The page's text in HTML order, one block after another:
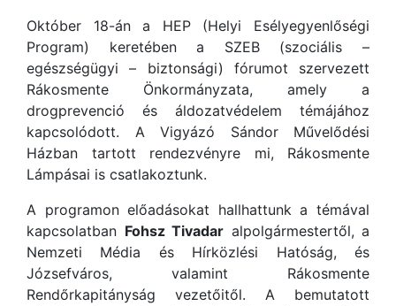
Október 18-án a HEP (Helyi Esélyegyenlőségi
Program) keretében a SZEB (szociális –
egészségügyi – biztonsági) fórumot szervezett
Rákosmente Önkormányzata, amely a
drogprevenció és áldozatvédelem témájához
kapcsolódott. A Vigyázó Sándor Művelődési
Házban tartott rendezvényre mi, Rákosmente
Lámpásai is csatlakoztunk.
A programon előadásokat hallhattunk a témával
kapcsolatban Fohsz Tivadar alpolgármestertől, a
Nemzeti Média és Hírközlési Hatóság, és
Józsefváros, valamint Rákosmente
Rendőrkapitányság vezetőitől. A bemutatott